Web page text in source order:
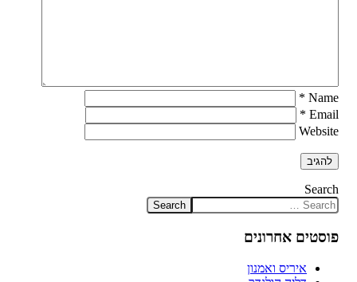
Name
*
Email
*
Website
Search
פוסטים אחרונים
איריס ואמנון